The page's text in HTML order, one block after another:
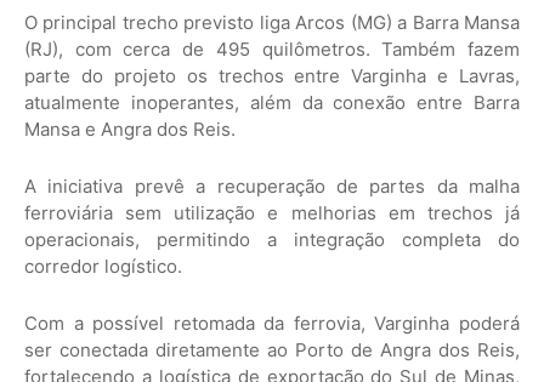
O principal trecho previsto liga Arcos (MG) a Barra Mansa
(RJ), com cerca de 495 quilômetros. Também fazem
parte do projeto os trechos entre Varginha e Lavras,
atualmente inoperantes, além da conexão entre Barra
Mansa e Angra dos Reis.
A iniciativa prevê a recuperação de partes da malha
ferroviária sem utilização e melhorias em trechos já
operacionais, permitindo a integração completa do
corredor logístico.
Com a possível retomada da ferrovia, Varginha poderá
ser conectada diretamente ao Porto de Angra dos Reis,
fortalecendo a logística de exportação do Sul de Minas,